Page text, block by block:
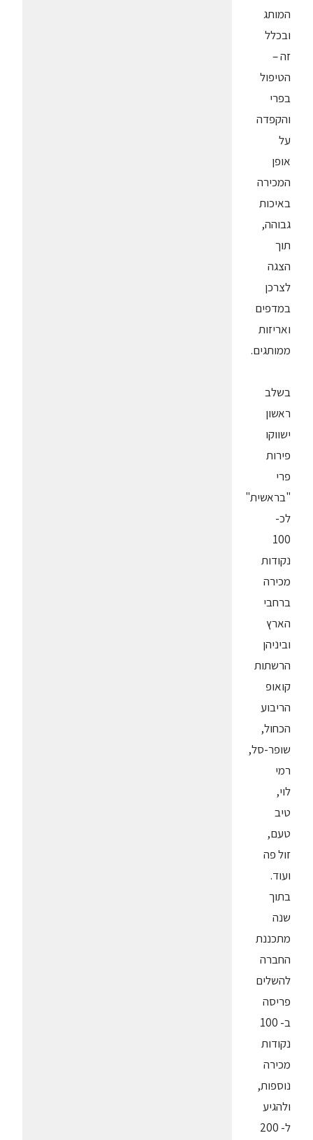
המותג
ובכלל
זה –
הטיפול
בפרי
והקפדה
על
אופן
המכירה
באיכות
גבוהה,
תוך
הצגה
לצרכן
במדפים
ואריזות
ממותגים.
בשלב
ראשון
ישווקו
פירות
פרי
"בראשית"
לכ-
100
נקודות
מכירה
ברחבי
הארץ
וביניהן
הרשתות
קואופ
הריבוע
הכחול,
שופר-סל,
רמי
לוי,
טיב
טעם,
זול פה
ועוד.
בתוך
שנה
מתכננת
החברה
להשלים
פריסה
ב- 100
נקודות
מכירה
נוספות,
ולהגיע
ל- 200